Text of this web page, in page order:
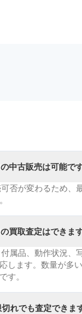
中古販売は可能で
否が変わるため、
買取査定はできま
属品、動作状況、
します。数量が多
す。
れでも査定できま